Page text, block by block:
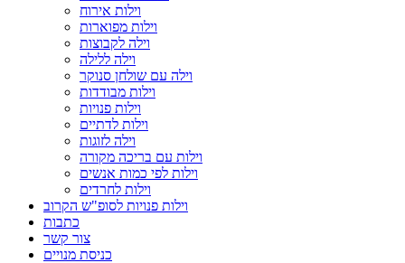
וילות אירוח
וילות מפוארות
וילה לקבוצות
וילה ללילה
וילה עם שולחן סנוקר
וילות מבודדות
וילות פנויות
וילות לדתיים
וילה לזוגות
וילות עם בריכה מקורה
וילות לפי כמות אנשים
וילות לחרדים
וילות פנויות לסופ"ש הקרוב
כתבות
צור קשר
כניסת מנויים